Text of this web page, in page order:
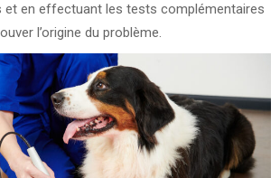
et en effectuant les tests complémentaires
l’origine du problème.